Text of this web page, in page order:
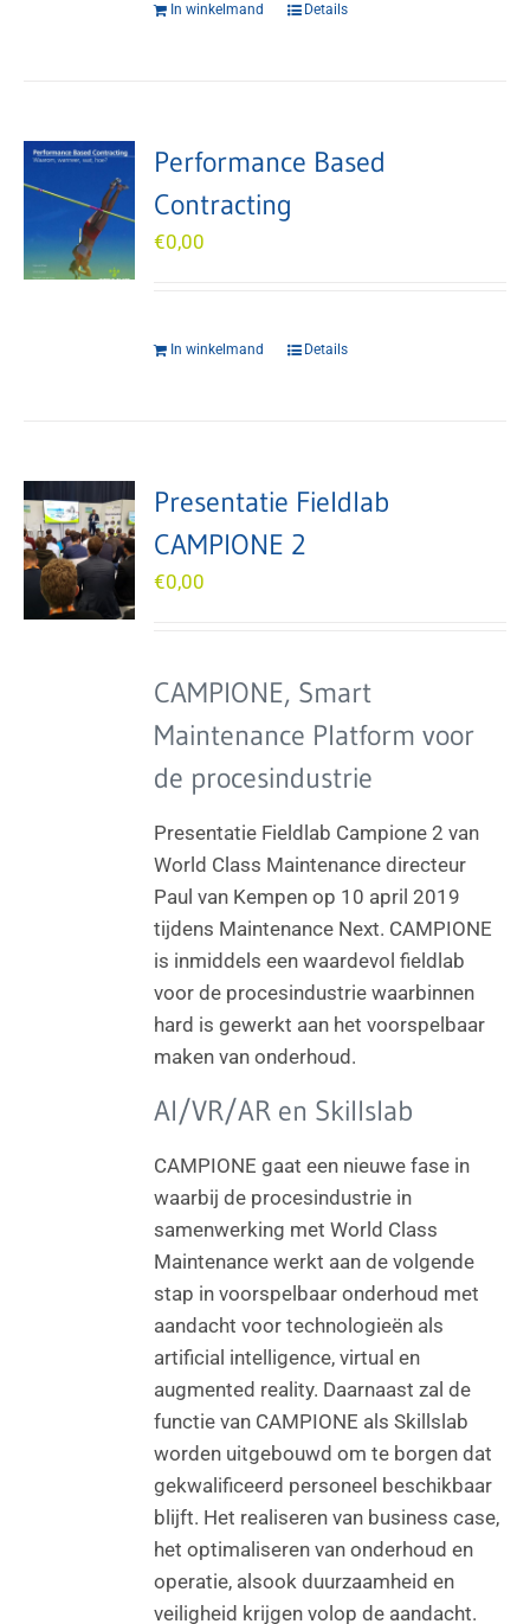
In winkelmand Details
Performance Based
Contracting
€0,00
In winkelmand Details
Presentatie Fieldlab
CAMPIONE 2
€0,00
CAMPIONE, Smart
Maintenance Platform voor
de procesindustrie
Presentatie Fieldlab Campione 2 van
World Class Maintenance directeur
Paul van Kempen op 10 april 2019
tijdens Maintenance Next. CAMPIONE
is inmiddels een waardevol fieldlab
voor de procesindustrie waarbinnen
hard is gewerkt aan het voorspelbaar
maken van onderhoud.
AI/VR/AR en Skillslab
CAMPIONE gaat een nieuwe fase in
waarbij de procesindustrie in
samenwerking met World Class
Maintenance werkt aan de volgende
stap in voorspelbaar onderhoud met
aandacht voor technologieën als
artificial intelligence, virtual en
augmented reality. Daarnaast zal de
functie van CAMPIONE als Skillslab
worden uitgebouwd om te borgen dat
gekwalificeerd personeel beschikbaar
blijft. Het realiseren van business case,
het optimaliseren van onderhoud en
operatie, alsook duurzaamheid en
veiligheid krijgen volop de aandacht.